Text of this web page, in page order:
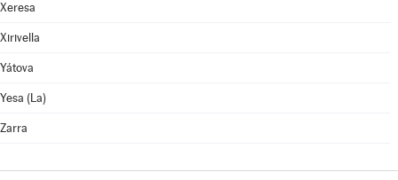
Xeresa
Xirivella
Yátova
Yesa (La)
Zarra